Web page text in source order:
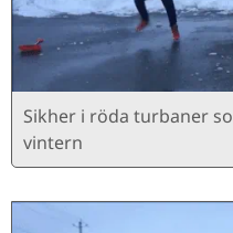
Sikher i röda turbaner
vintern